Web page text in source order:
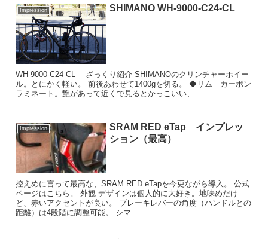
Impression SHIMANO WH-9000-C24-CL
WH-9000-C24-CL ざっくり紹介 SHIMANOのクリンチャーホイー
ル。とにかく軽い。 前後あわせて1400gを切る。 ◆リム カーボン
ラミネート。艶があって近くで見るとかっこいい、...
Impression
SRAM RED eTap インプレッ
ション（最高）
控えめに言って最高な、SRAM RED eTapを今更ながら導入。 公式
ページはこちら。 外観 デザインは個人的に大好き。地味めだけ
ど、赤いアクセントが良い。 ブレーキレバーの角度（ハンドルとの
距離）は4段階に調整可能。 シマ...